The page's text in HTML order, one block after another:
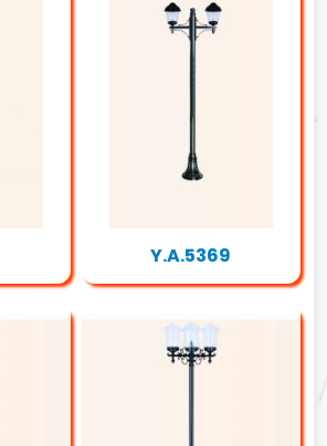
Y.A.5369